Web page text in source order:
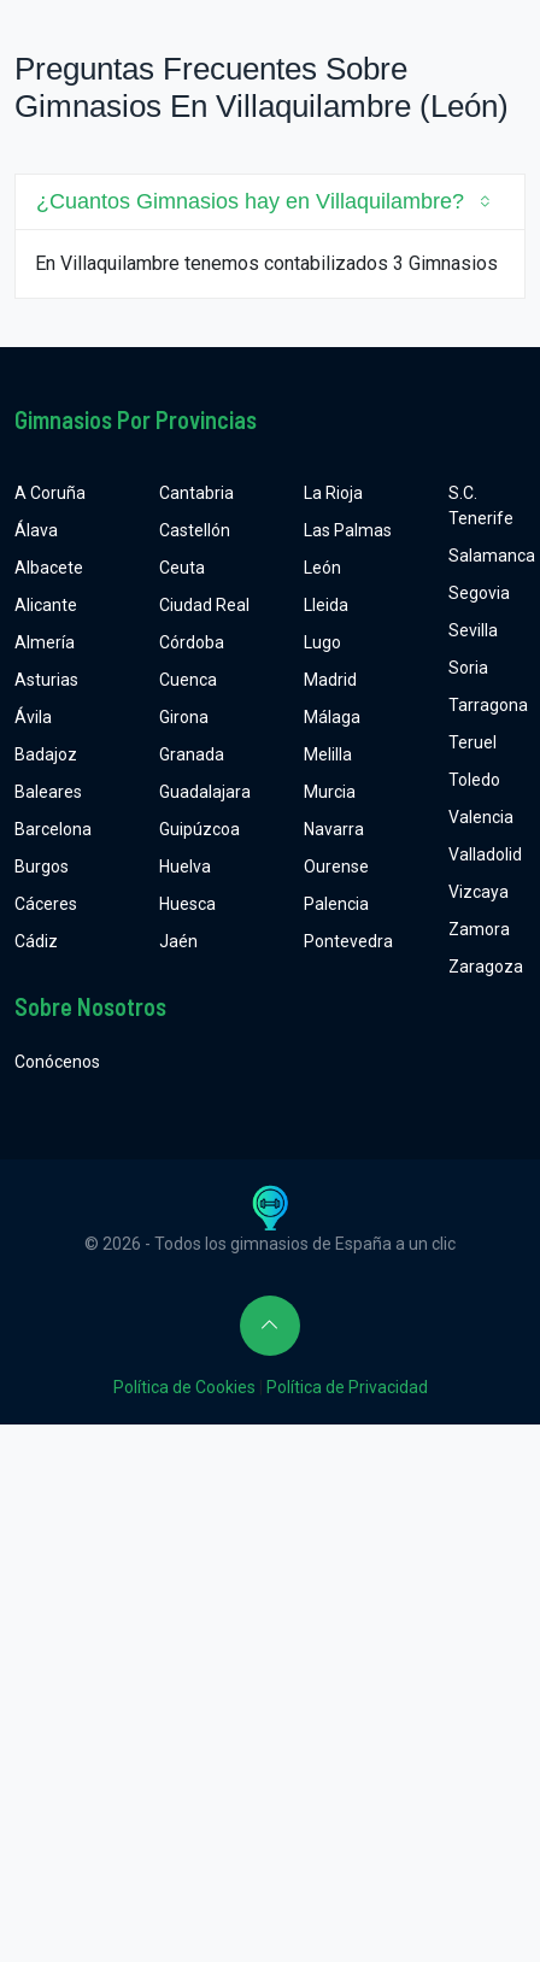
Preguntas Frecuentes Sobre
Gimnasios En Villaquilambre (León)
¿Cuantos Gimnasios hay en Villaquilambre?
En Villaquilambre tenemos contabilizados 3 Gimnasios
Gimnasios Por Provincias
A Coruña
Álava
Albacete
Alicante
Almería
Asturias
Ávila
Badajoz
Baleares
Barcelona
Burgos
Cáceres
Cádiz
Cantabria
Castellón
Ceuta
Ciudad Real
Córdoba
Cuenca
Girona
Granada
Guadalajara
Guipúzcoa
Huelva
Huesca
Jaén
La Rioja
Las Palmas
León
Lleida
Lugo
Madrid
Málaga
Melilla
Murcia
Navarra
Ourense
Palencia
Pontevedra
S.C.
Tenerife
Salamanca
Segovia
Sevilla
Soria
Tarragona
Teruel
Toledo
Valencia
Valladolid
Vizcaya
Zamora
Zaragoza
Sobre Nosotros
Conócenos
© 2026 - Todos los gimnasios de España a un clic
Política de Cookies Política de Privacidad